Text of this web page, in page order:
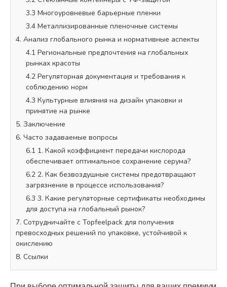
3.3 Многоуровневые барьерные пленки
3.4 Металлизированные пленочные системы
4. Анализ глобального рынка и нормативные аспекты
4.1 Региональные предпочтения на глобальных
рынках красоты
4.2 Регуляторная документация и требования к
соблюдению норм
4.3 Культурные влияния на дизайн упаковки и
принятие на рынке
5. Заключение
6. Часто задаваемые вопросы
6.1 1. Какой коэффициент передачи кислорода
обеспечивает оптимальное сохранение серума?
6.2 2. Как безвоздушные системы предотвращают
загрязнение в процессе использования?
6.3 3. Какие регуляторные сертификаты необходимы
для доступа на глобальный рынок?
7. Сотрудничайте с Topfeelpack для получения
превосходных решений по упаковке, устойчивой к
окислению
8. Ссылки